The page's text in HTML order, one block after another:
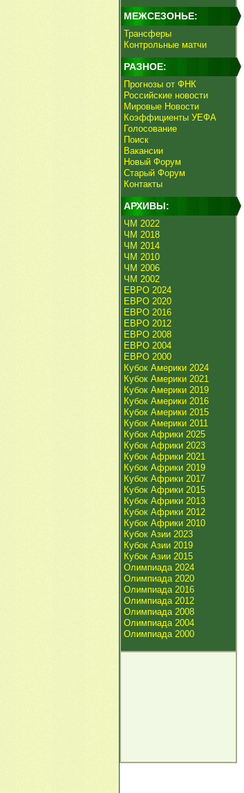
МЕЖСЕЗОНЬЕ:
Трансферы
Контрольные матчи
РАЗНОЕ:
Прогнозы от ФНК
Российские новости
Мировые Новости
Коэффициенты УЕФА
Голосование
Поиск
Вакансии
Новый Форум
Старый Форум
Контакты
АРХИВЫ:
ЧМ 2022
ЧМ 2018
ЧМ 2014
ЧМ 2010
ЧМ 2006
ЧМ 2002
ЕВРО 2024
ЕВРО 2020
ЕВРО 2016
ЕВРО 2012
ЕВРО 2008
ЕВРО 2004
ЕВРО 2000
Кубок Америки 2024
Кубок Америки 2021
Кубок Америки 2019
Кубок Америки 2016
Кубок Америки 2015
Кубок Америки 2011
Кубок Африки 2025
Кубок Африки 2023
Кубок Африки 2021
Кубок Африки 2019
Кубок Африки 2017
Кубок Африки 2015
Кубок Африки 2013
Кубок Африки 2012
Кубок Африки 2010
Кубок Азии 2023
Кубок Азии 2019
Кубок Азии 2015
Олимпиада 2024
Олимпиада 2020
Олимпиада 2016
Олимпиада 2012
Олимпиада 2008
Олимпиада 2004
Олимпиада 2000